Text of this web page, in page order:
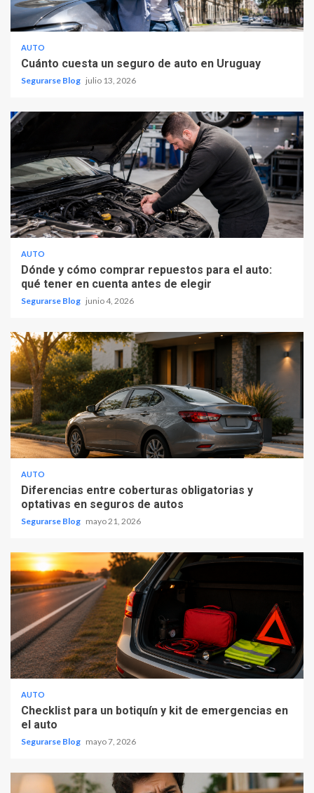
AUTO
Cuánto cuesta un seguro de auto en Uruguay
Segurarse Blog julio 13, 2026
AUTO
Dónde y cómo comprar repuestos para el auto:
qué tener en cuenta antes de elegir
Segurarse Blog junio 4, 2026
AUTO
Diferencias entre coberturas obligatorias y
optativas en seguros de autos
Segurarse Blog mayo 21, 2026
AUTO
Checklist para un botiquín y kit de emergencias en
el auto
Segurarse Blog mayo 7, 2026